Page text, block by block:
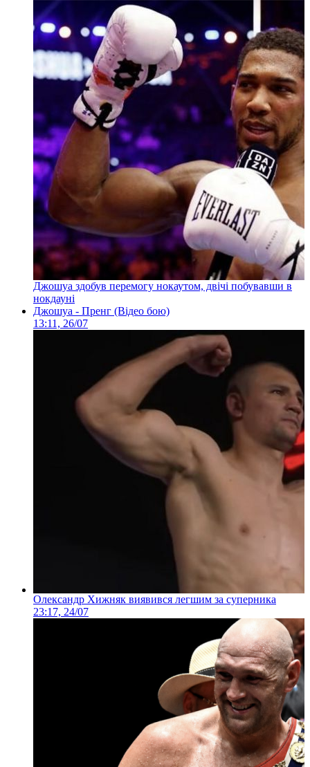
Джошуа здобув перемогу нокаутом, двічі побувавши в
нокдауні
Джошуа - Пренг (Відео бою)
13:11, 26/07
Олександр Хижняк виявився легшим за суперника
23:17, 24/07